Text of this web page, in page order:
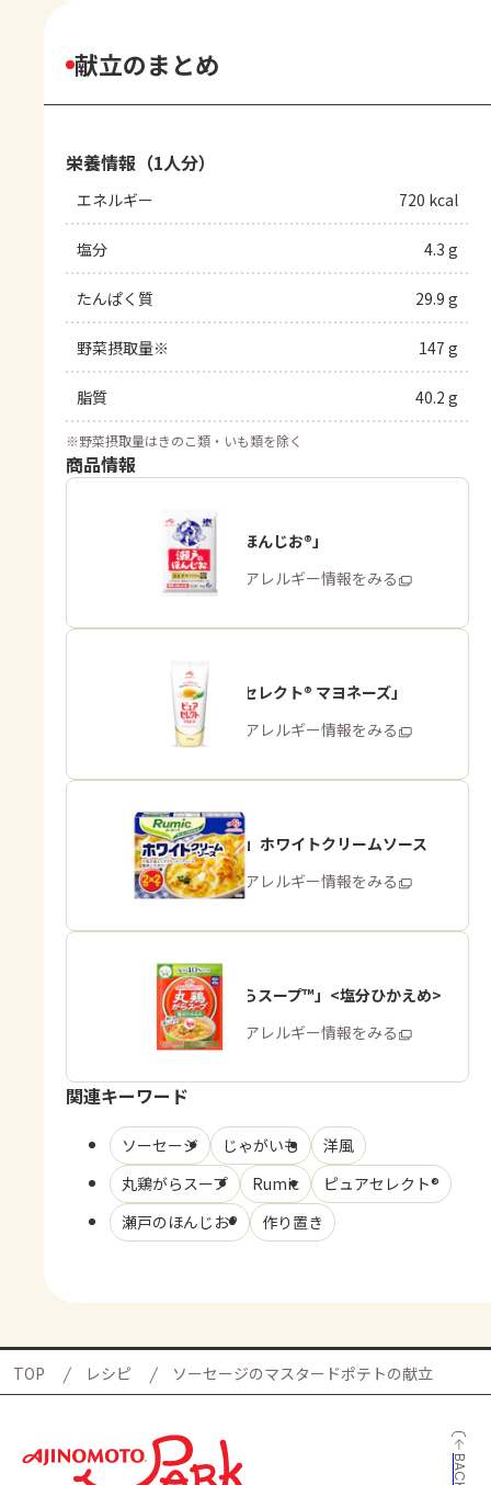
献立のまとめ
栄養情報（1人分）
エネルギー 720 kcal
塩分 4.3 g
たんぱく質 29.9 g
野菜摂取量※ 147 g
脂質 40.2 g
※野菜摂取量はきのこ類・いも類を除く
商品情報
「瀬戸のほんじお®」
商品・アレルギー情報をみる
「ピュアセレクト® マヨネーズ」
商品・アレルギー情報をみる
「Rumic」ホワイトクリームソース
商品・アレルギー情報をみる
「丸鶏がらスープ™」<塩分ひかえめ>
商品・アレルギー情報をみる
関連キーワード
ソーセージ じゃがいも
洋風
丸鶏がらスープ
Rumic
ピュアセレクト®
瀬戸のほんじお®
作り置き
TOP レシピ ソーセージのマスタードポテトの献立